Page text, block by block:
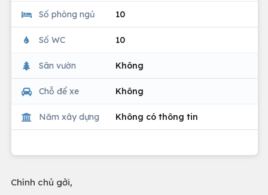
Số phòng ngủ 10
Số WC 10
Sân vườn Không
Chỗ để xe Không
Năm xây dựng Không có thông tin
Chính chủ gởi,